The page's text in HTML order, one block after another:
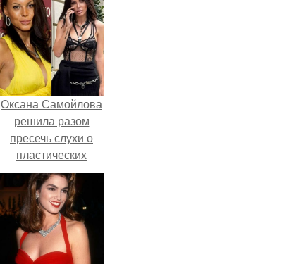
Оксана Самойлова
решила разом
пресечь слухи о
пластических
операциях и
публично
прояснила
ситуацию.